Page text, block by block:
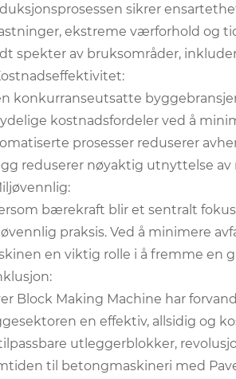
sikrer
ekstreme værforhold og
spekter av bruksområder,
konkurranseutsatte
kostnadsfordeler ved å
prosesser reduserer
reduserer nøyaktig utnyttelse av
bærekraft blir et sentralt
praksis. Ved å minimere
en viktig rolle i å fremme
Block Making Machine har
en effektiv, allsidig og
utleggerblokker,
til betongmaskineri med